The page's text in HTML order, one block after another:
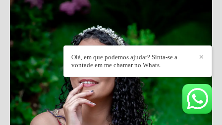
✕
Olá, em que podemos ajudar? Sinta-se a
vontade em me chamar no Whats.